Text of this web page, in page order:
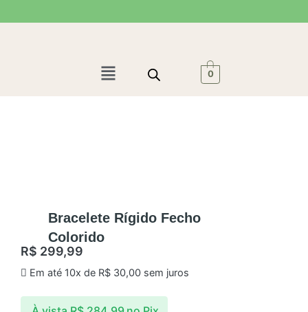
para
Menu 0
Bracelete Rígido Fecho
Colorido
R$ 299,99
Em até 10x de R$30,00sem juros